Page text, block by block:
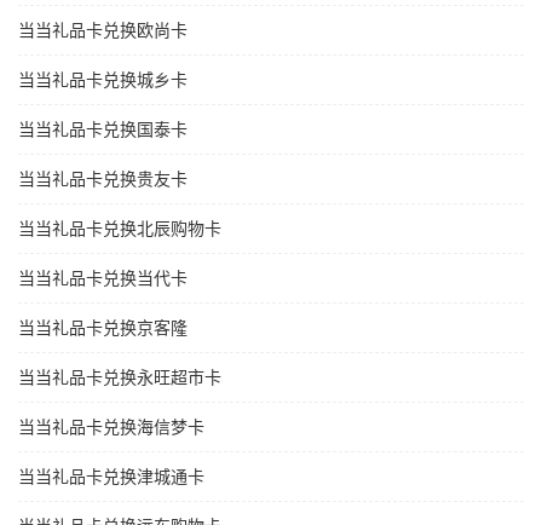
当当礼品卡兑换欧尚卡
当当礼品卡兑换城乡卡
当当礼品卡兑换国泰卡
当当礼品卡兑换贵友卡
当当礼品卡兑换北辰购物卡
当当礼品卡兑换当代卡
当当礼品卡兑换京客隆
当当礼品卡兑换永旺超市卡
当当礼品卡兑换海信梦卡
当当礼品卡兑换津城通卡